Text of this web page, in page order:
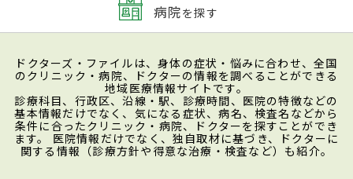
病院を探す
ドクターズ・ファイルは、身体の症状・悩みに合わせ、全国
のクリニック・病院、ドクターの情報を調べることができる
地域医療情報サイトです。
診療科目、行政区、沿線・駅、診療時間、医院の特徴などの
基本情報だけでなく、気になる症状、病名、検査名などから
条件に合ったクリニック・病院、ドクターを探すことができ
ます。 医院情報だけでなく、独自取材に基づき、ドクターに
関する情報（診療方針や得意な治療・検査など）も紹介。